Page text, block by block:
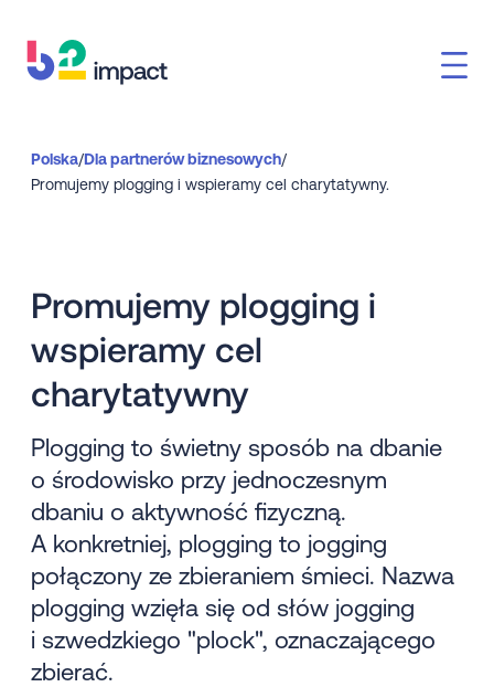
Polska/Dla partnerów biznesowych/
Promujemy plogging i wspieramy cel charytatywny.
Promujemy plogging i
wspieramy cel
charytatywny
Plogging to świetny sposób na dbanie
o środowisko przy jednoczesnym
dbaniu o aktywność fizyczną.
A konkretniej, plogging to jogging
połączony ze zbieraniem śmieci. Nazwa
plogging wzięła się od słów jogging
i szwedzkiego "plock", oznaczającego
zbierać.